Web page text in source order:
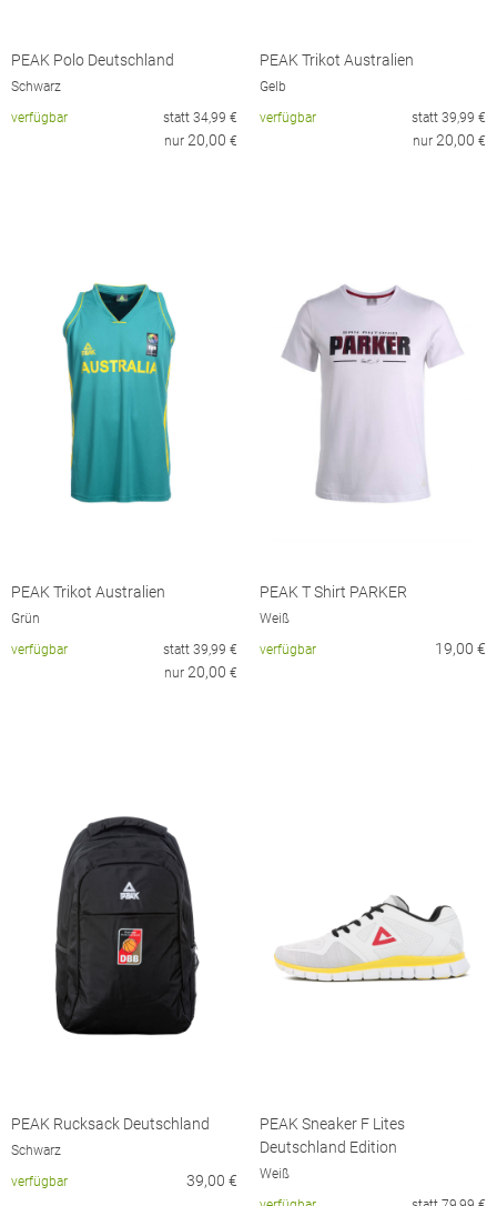
PEAK Polo Deutschland
Schwarz
verfügbar
statt 34,99 €
nur 20,00 €
PEAK Trikot Australien
Gelb
verfügbar
statt 39,99 €
nur 20,00 €
PEAK Trikot Australien
Grün
verfügbar
statt 39,99 €
nur 20,00 €
PEAK T Shirt PARKER
Weiß
verfügbar
19,00 €
PEAK Rucksack Deutschland
Schwarz
verfügbar
39,00 €
PEAK Sneaker F Lites
Deutschland Edition
Weiß